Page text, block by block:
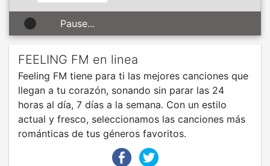
Pause...
FEELING FM en linea
Feeling FM tiene para ti las mejores canciones que
llegan a tu corazón, sonando sin parar las 24
horas al día, 7 días a la semana. Con un estilo
actual y fresco, seleccionamos las canciones más
románticas de tus géneros favoritos.